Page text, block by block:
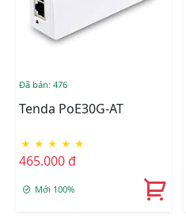
Đã bán: 476
Tenda PoE30G-AT
★ ★ ★ ★ ★
465.000 đ
Mới 100%